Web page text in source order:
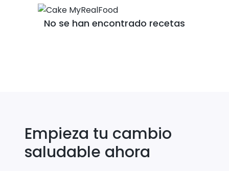
No se han encontrado recetas
Empieza tu cambio
saludable ahora